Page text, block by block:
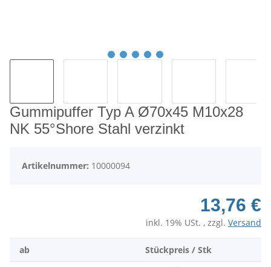
Gummipuffer Typ A Ø70x45 M10x28
NK 55°Shore Stahl verzinkt
Artikelnummer: 10000094
13,76 €
inkl. 19% USt. , zzgl. Versand
ab Stückpreis / Stk